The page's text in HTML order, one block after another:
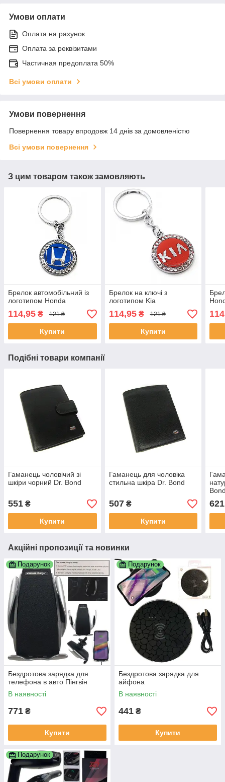
Умови оплати
Оплата на рахунок
Оплата за реквізитами
Частичная предоплата 50%
Всі умови оплати
Умови повернення
Повернення товару впродовж 14 днів за домовленістю
Всі умови повернення
З цим товаром також замовляють
Брелок автомобільний із
логотипом Honda
114,95 ₴ 121 ₴
Купити
Брелок на ключі з
логотипом Kia
114,95₴ 121 ₴
Купити
Подібні товари компанії
Гаманець чоловічий зі
шкіри чорний Dr. Bond
551 ₴
Купити
Гаманець для чоловіка
стильна шкіра Dr. Bond
507₴
Купити
621
Акційні пропозиції та новинки
Подарунок
Бездротова зарядка для
телефона в авто Пінгвін
В наявності
771 ₴
Купити
Подарунок
Бездротова зарядка для
айфона
В наявності
441 ₴
Купити
Подарунок